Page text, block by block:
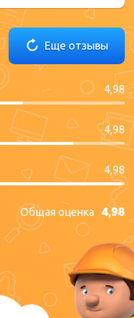
Еще отзывы
4,98
4,98
4,98
Общая оценка 4,98